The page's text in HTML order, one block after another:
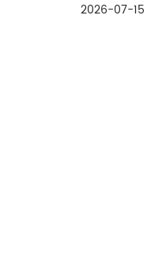
Expansion
2026-07-15